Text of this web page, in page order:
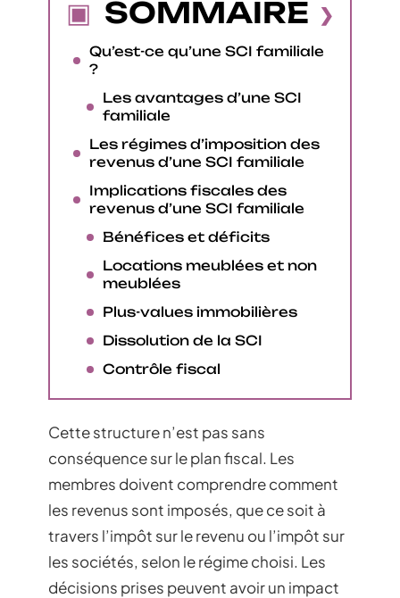
SOMMAIRE
Qu’est-ce qu’une SCI familiale
?
Les avantages d’une SCI
familiale
Les régimes d’imposition des
revenus d’une SCI familiale
Implications fiscales des
revenus d’une SCI familiale
Bénéfices et déficits
Locations meublées et non
meublées
Plus-values immobilières
Dissolution de la SCI
Contrôle fiscal
Cette structure n’est pas sans
conséquence sur le plan fiscal. Les
membres doivent comprendre comment
les revenus sont imposés, que ce soit à
travers l’impôt sur le revenu ou l’impôt sur
les sociétés, selon le régime choisi. Les
décisions prises peuvent avoir un impact